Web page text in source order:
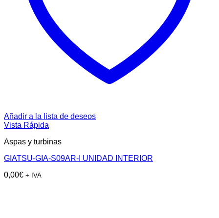
Añadir a la lista de deseos
Vista Rápida
Aspas y turbinas
GIATSU-GIA-S09AR-I UNIDAD INTERIOR
0,00€ + IVA